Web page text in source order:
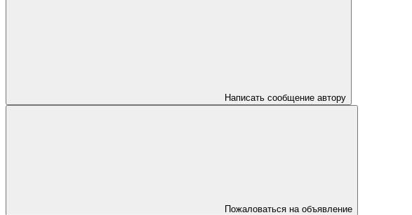
Написать сообщение автору
Пожаловаться на объявление